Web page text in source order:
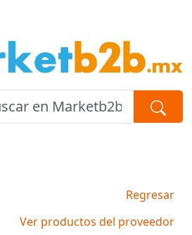
Regresar
Ver productos del proveedor